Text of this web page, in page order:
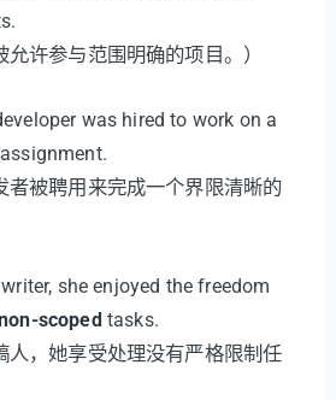
允许参与范围明确的项目。）
was hired to work on a
assignment.
者被聘用来完成一个界限清晰的
she enjoyed the freedom
scopedtasks.
人，她享受处理没有严格限制任